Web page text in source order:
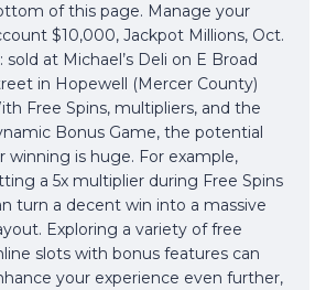
of this page. Manage your
$10,000, Jackpot Millions, Oct.
sold at Michael’s Deli on E Broad
in Hopewell (Mercer County)
Free Spins, multipliers, and the
Bonus Game, the potential
winning is huge. For example,
a 5x multiplier during Free Spins
turn a decent win into a massive
Exploring a variety of free
slots with bonus features can
your experience even further,